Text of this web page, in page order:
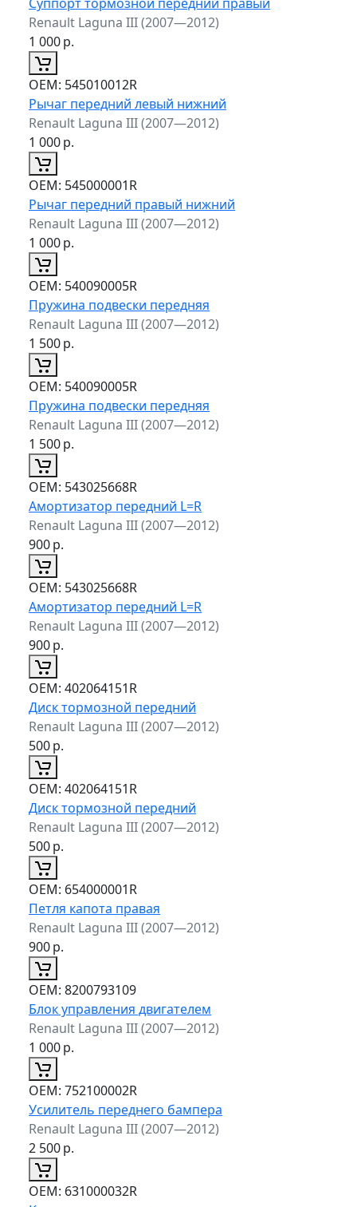
Renault Laguna III (2007—2012)
1 000р.
ОЕМ: 545010012R
Рычаг передний левый нижний
Renault Laguna III (2007—2012)
1 000р.
ОЕМ: 545000001R
Рычаг передний правый нижний
Renault Laguna III (2007—2012)
1 000р.
ОЕМ: 540090005R
Пружина подвески передняя
Renault Laguna III (2007—2012)
1 500р.
ОЕМ: 540090005R
Пружина подвески передняя
Renault Laguna III (2007—2012)
1 500р.
ОЕМ: 543025668R
Амортизатор передний L=R
Renault Laguna III (2007—2012)
900р.
ОЕМ: 543025668R
Амортизатор передний L=R
Renault Laguna III (2007—2012)
900р.
ОЕМ: 402064151R
Диск тормозной передний
Renault Laguna III (2007—2012)
500р.
ОЕМ: 402064151R
Диск тормозной передний
Renault Laguna III (2007—2012)
500р.
ОЕМ: 654000001R
Петля капота правая
Renault Laguna III (2007—2012)
900р.
ОЕМ: 8200793109
Блок управления двигателем
Renault Laguna III (2007—2012)
1 000р.
ОЕМ: 752100002R
Усилитель переднего бампера
Renault Laguna III (2007—2012)
2 500р.
ОЕМ: 631000032R